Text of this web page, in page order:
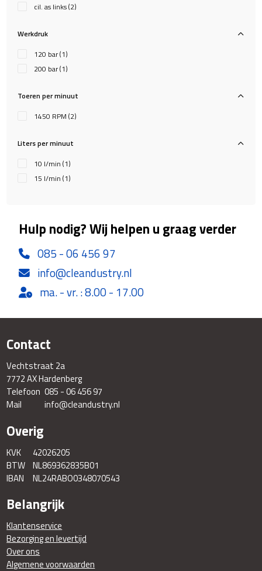
cil. as links(2)
Werkdruk
120 bar(1)
200 bar(1)
Toeren per minuut
1450 RPM (2)
Liters per minuut
10 l/min (1)
15 l/min (1)
Hulp nodig? Wij helpen u graag verder
085 - 06 456 97
info@cleandustry.nl
ma. - vr. : 8.00 - 17.00
Contact
Vechtstraat 2a
7772 AX Hardenberg
Telefoon 085 - 06 456 97
Mail
info@cleandustry.nl
Overig
KVK
42026205
BTW NL869362835B01
IBAN
NL24RABO0348070543
Belangrijk
Klantenservice
Bezorging en levertijd
Over ons
Algemene voorwaarden